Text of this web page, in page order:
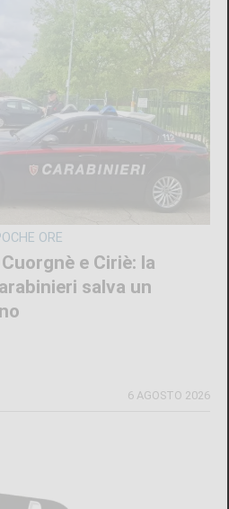
ORE
e Ciriè: la
salva un
6 AGOSTO 2026